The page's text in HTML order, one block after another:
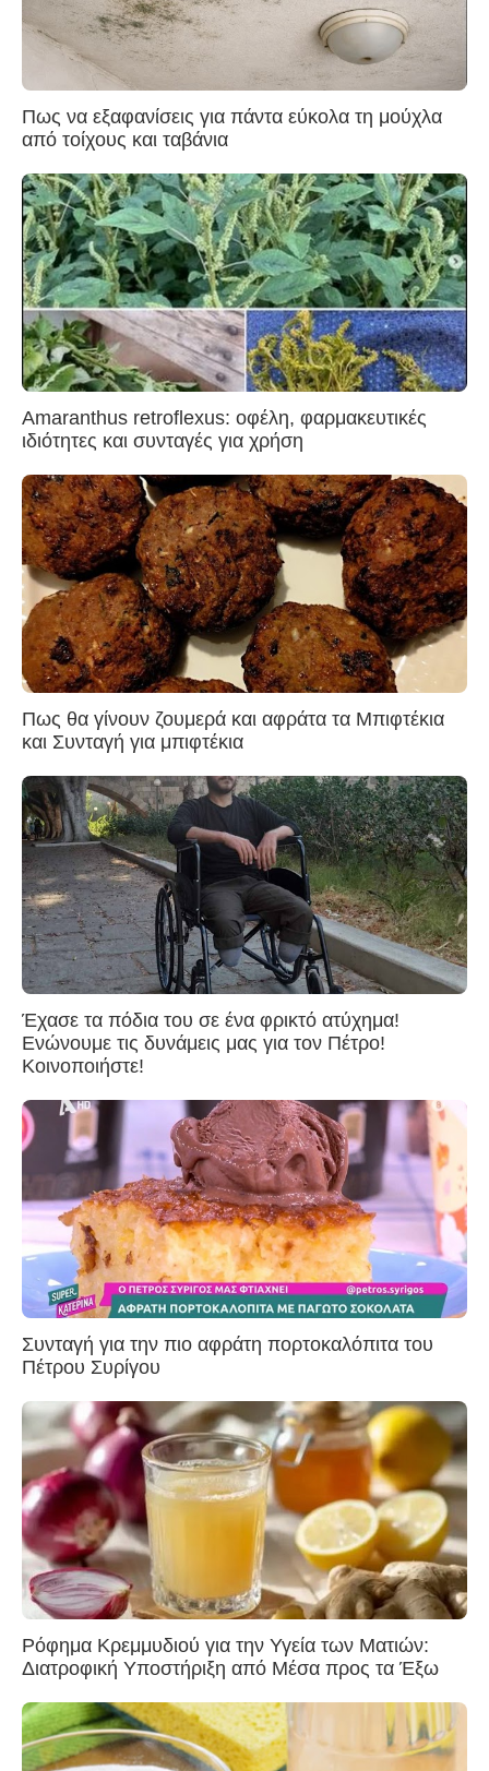
Πως να εξαφανίσεις για πάντα εύκολα τη μούχλα
από τοίχους και ταβάνια
Amaranthus retroflexus: οφέλη, φαρμακευτικές
ιδιότητες και συνταγές για χρήση
Πως θα γίνουν ζουμερά και αφράτα τα Μπιφτέκια
και Συνταγή για μπιφτέκια
Έχασε τα πόδια του σε ένα φρικτό ατύχημα!
Ενώνουμε τις δυνάμεις μας για τον Πέτρο!
Κοινοποιήστε!
Συνταγή για την πιο αφράτη πορτοκαλόπιτα του
Πέτρου Συρίγου
Ρόφημα Κρεμμυδιού για την Υγεία των Ματιών:
Διατροφική Υποστήριξη από Μέσα προς τα Έξω